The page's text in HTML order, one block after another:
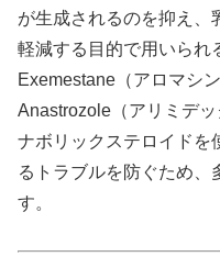
が生成されるのを抑え、
軽減する目的で用いられ
Exemestane（アロマシ
Anastrozole（アリミデ
ナボリックステロイドを
るトラブルを防ぐため、
す。